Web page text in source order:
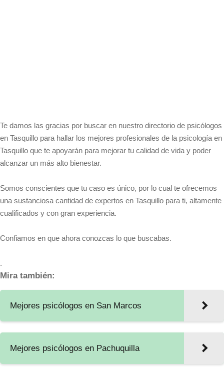
Te damos las gracias por buscar en nuestro directorio de psicólogos
en Tasquillo para hallar los mejores profesionales de la psicología en
Tasquillo que te apoyarán para mejorar tu calidad de vida y poder
alcanzar un más alto bienestar.
Somos conscientes que tu caso es único, por lo cual te ofrecemos
una sustanciosa cantidad de expertos en Tasquillo para ti, altamente
cualificados y con gran experiencia.
Confiamos en que ahora conozcas lo que buscabas.
.
Mira también:
Mejores psicólogos en San Marcos
Mejores psicólogos en Pachuquilla